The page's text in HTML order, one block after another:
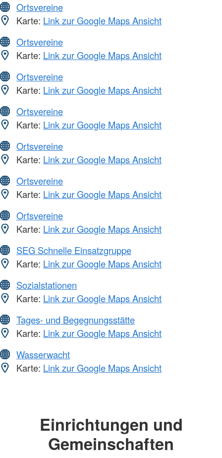
Ortsvereine
Karte: Link zur Google Maps Ansicht
Ortsvereine
Karte: Link zur Google Maps Ansicht
Ortsvereine
Karte: Link zur Google Maps Ansicht
Ortsvereine
Karte: Link zur Google Maps Ansicht
Ortsvereine
Karte: Link zur Google Maps Ansicht
Ortsvereine
Karte: Link zur Google Maps Ansicht
Ortsvereine
Karte: Link zur Google Maps Ansicht
SEG Schnelle Einsatzgruppe
Karte: Link zur Google Maps Ansicht
Sozialstationen
Karte: Link zur Google Maps Ansicht
Tages- und Begegnungsstätte
Karte: Link zur Google Maps Ansicht
Wasserwacht
Karte: Link zur Google Maps Ansicht
Einrichtungen und
Gemeinschaften